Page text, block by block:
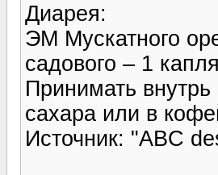
Диарея:
ЭМ Мускатного
садового – 1 капля
Принимать
сахара или в
Источник: "ABC